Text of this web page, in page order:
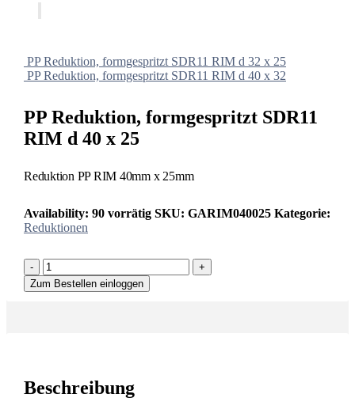
PP Reduktion, formgespritzt SDR11 RIM d 32 x 25
PP Reduktion, formgespritzt SDR11 RIM d 40 x 32
PP Reduktion, formgespritzt SDR11
RIM d 40 x 25
Reduktion PP RIM 40mm x 25mm
Availability: 90 vorrätig SKU: GARIM040025 Kategorie:
Reduktionen
-
+
Zum Bestellen einloggen
Beschreibung